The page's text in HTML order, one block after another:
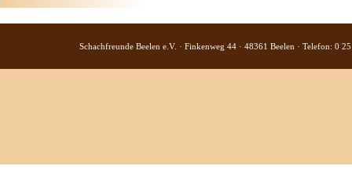
Schachfreunde Beelen e.V. · Finkenweg 44 · 48361 Beelen · Telefon: 0